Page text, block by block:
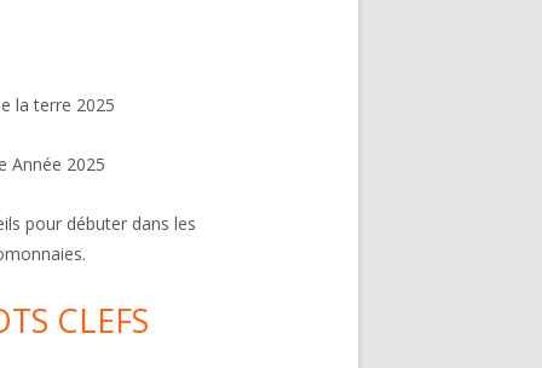
la terre 2025
Année 2025
pour débuter dans les
CLEFS